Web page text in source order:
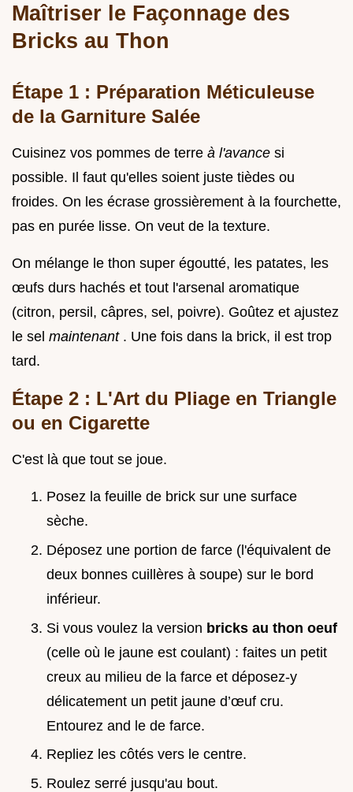
Maîtriser le Façonnage des
Bricks au Thon
Étape 1 : Préparation Méticuleuse
de la Garniture Salée
Cuisinez vos pommes de terre à l'avance si
possible. Il faut qu'elles soient juste tièdes ou
froides. On les écrase grossièrement à la fourchette,
pas en purée lisse. On veut de la texture.
On mélange le thon super égoutté, les patates, les
œufs durs hachés et tout l'arsenal aromatique
(citron, persil, câpres, sel, poivre). Goûtez et ajustez
le sel maintenant . Une fois dans la brick, il est trop
tard.
Étape 2 : L'Art du Pliage en Triangle
ou en Cigarette
C'est là que tout se joue.
Posez la feuille de brick sur une surface
sèche.
Déposez une portion de farce (l'équivalent de
deux bonnes cuillères à soupe) sur le bord
inférieur.
Si vous voulez la version bricks au thon oeuf
(celle où le jaune est coulant) : faites un petit
creux au milieu de la farce et déposez-y
délicatement un petit jaune d’œuf cru.
Entourez and le de farce.
Repliez les côtés vers le centre.
Roulez serré jusqu'au bout.